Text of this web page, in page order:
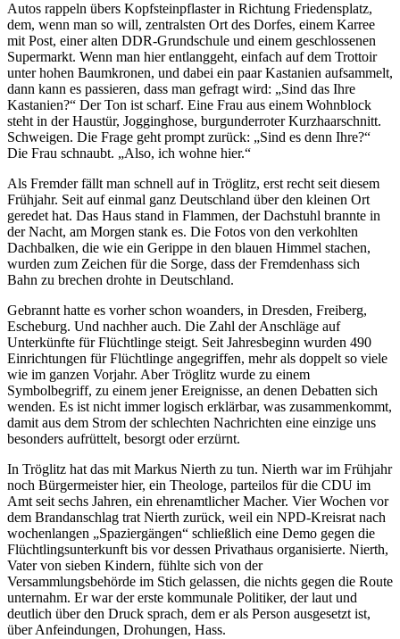
Autos rappeln übers Kopfsteinpflaster in Richtung Friedensplatz,
dem, wenn man so will, zentralsten Ort des Dorfes, einem Karree
mit Post, einer alten DDR-Grundschule und einem geschlossenen
Supermarkt. Wenn man hier entlanggeht, einfach auf dem Trottoir
unter hohen Baumkronen, und dabei ein paar Kastanien aufsammelt,
dann kann es passieren, dass man gefragt wird: „Sind das Ihre
Kastanien?“ Der Ton ist scharf. Eine Frau aus einem Wohnblock
steht in der Haustür, Jogginghose, burgunderroter Kurzhaarschnitt.
Schweigen. Die Frage geht prompt zurück: „Sind es denn Ihre?“
Die Frau schnaubt. „Also, ich wohne hier.“
Als Fremder fällt man schnell auf in Tröglitz, erst recht seit diesem
Frühjahr. Seit auf einmal ganz Deutschland über den kleinen Ort
geredet hat. Das Haus stand in Flammen, der Dachstuhl brannte in
der Nacht, am Morgen stank es. Die Fotos von den verkohlten
Dachbalken, die wie ein Gerippe in den blauen Himmel stachen,
wurden zum Zeichen für die Sorge, dass der Fremdenhass sich
Bahn zu brechen drohte in Deutschland.
Gebrannt hatte es vorher schon woanders, in Dresden, Freiberg,
Escheburg. Und nachher auch. Die Zahl der Anschläge auf
Unterkünfte für Flüchtlinge steigt. Seit Jahresbeginn wurden 490
Einrichtungen für Flüchtlinge angegriffen, mehr als doppelt so viele
wie im ganzen Vorjahr. Aber Tröglitz wurde zu einem
Symbolbegriff, zu einem jener Ereignisse, an denen Debatten sich
wenden. Es ist nicht immer logisch erklärbar, was zusammenkommt,
damit aus dem Strom der schlechten Nachrichten eine einzige uns
besonders aufrüttelt, besorgt odererzürnt.
In Tröglitz hat das mit Markus Nierth zu tun. Nierth war im Frühjahr
noch Bürgermeister hier, ein Theologe, parteilos für die CDU im
Amt seit sechs Jahren, ein ehrenamtlicher Macher. Vier Wochen vor
dem Brandanschlag trat Nierth zurück, weil ein NPD-Kreisrat nach
wochenlangen „Spaziergängen“ schließlich eine Demo gegen die
Flüchtlingsunterkunft bis vor dessen Privathaus organisierte. Nierth,
Vater von sieben Kindern, fühlte sich von der
Versammlungsbehörde im Stich gelassen, die nichts gegen die Route
unternahm. Er war der erste kommunale Politiker, der laut und
deutlich über den Druck sprach, dem er als Person ausgesetzt ist,
über Anfeindungen, Drohungen, Hass.